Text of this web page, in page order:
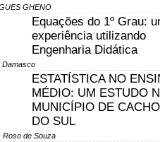
GHENO
Equações do 1º Grau:
experiência utilizando
Engenharia Didática
Damasco
ESTATÍSTICA NO
MÉDIO: UM ESTUDO
MUNICÍPIO DE
DO SUL
Roso de Souza